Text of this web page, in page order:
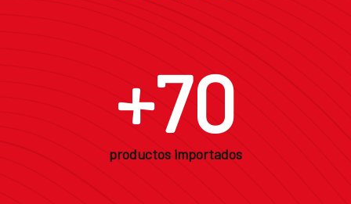
+70
productos importados